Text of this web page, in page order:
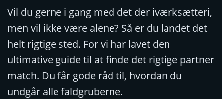
Vil du gerne i gang med det der iværksætteri,
men vil ikke være alene? Så er du landet det
helt rigtige sted. For vi har lavet den
ultimative guide til at finde det rigtige partner
match. Du får gode råd til, hvordan du
undgår alle faldgruberne.